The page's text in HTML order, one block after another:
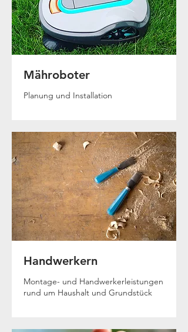
Mähroboter
Planung und Installation
Handwerkern
Montage- und Handwerkerleistungen
rund um Haushalt und Grundstück